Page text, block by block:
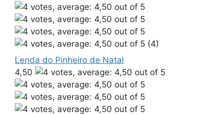
(4)
Lenda do Pinheiro de Natal
4,50